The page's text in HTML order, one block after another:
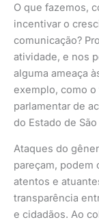
O que fazemos,
incentivar o
comunicação?
atividade, e nos
alguma ameaça
exemplo, como
parlamentar de
do Estado de São
Ataques do
pareçam, podem
atentos e
transparência
e cidadãos. Ao